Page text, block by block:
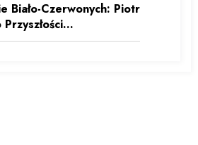
Biało-Czerwonych: Piotr